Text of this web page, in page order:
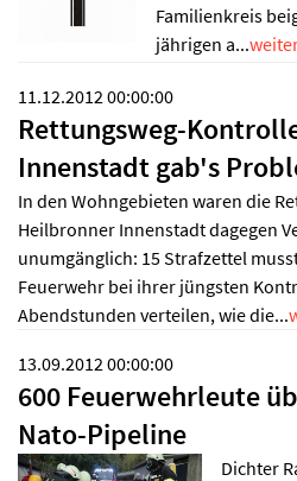
Familienkreis
jährigen a...
11.12.2012 00:00:00
Rettungsweg-
Innenstadt gab's
In den Wohngebieten waren die
Heilbronner Innenstadt dagegen
unumgänglich: 15 Strafzettel
Feuerwehr bei ihrer jüngsten
Abendstunden verteilen, wie die...
13.09.2012 00:00:00
600 Feuerwehrleute
Nato-Pipeline
Dichter